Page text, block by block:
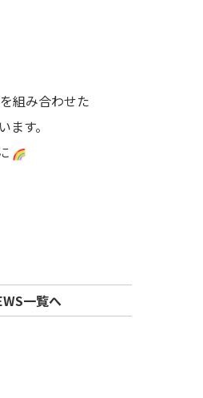
組み合わせた
す。
一覧へ